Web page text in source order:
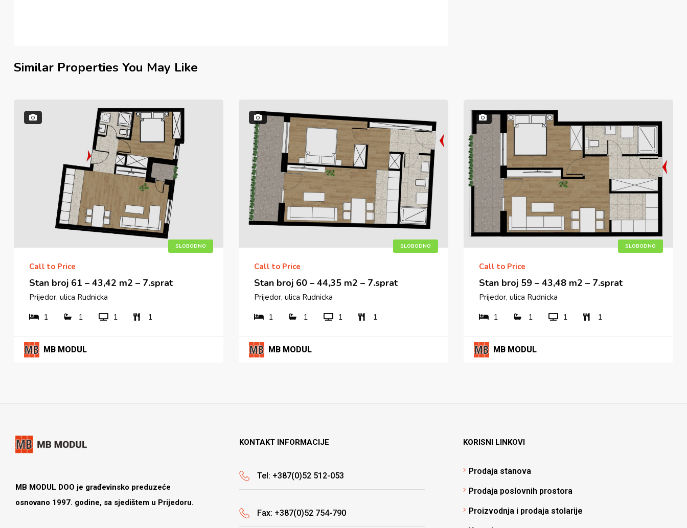
Similar Properties You May Like
SLOBODNO
Call to Price
Stan broj 61 – 43,42 m2 – 7.sprat
Prijedor, ulica Rudnicka
1
1 1 1
MB MODUL
SLOBODNO
Call to Price
Stan broj 60 – 44,35 m2 – 7.sprat
Prijedor, ulica Rudnicka
1
1 1 1
MB MODUL
SLOBODNO
Call to Price
Stan broj 59 – 43,48 m2 – 7.sprat
Prijedor, ulica Rudnicka
1
1 1 1
MB MODUL
MB MODUL DOO je građevinsko preduzeće
osnovano 1997. godine, sa sjedištem u Prijedoru.
KONTAKT INFORMACIJE
Tel: +387(0)52 512-053
Fax: +387(0)52 754-790
KORISNI LINKOVI
Prodaja stanova
Prodaja poslovnih prostora
Proizvodnja i prodaja stolarije